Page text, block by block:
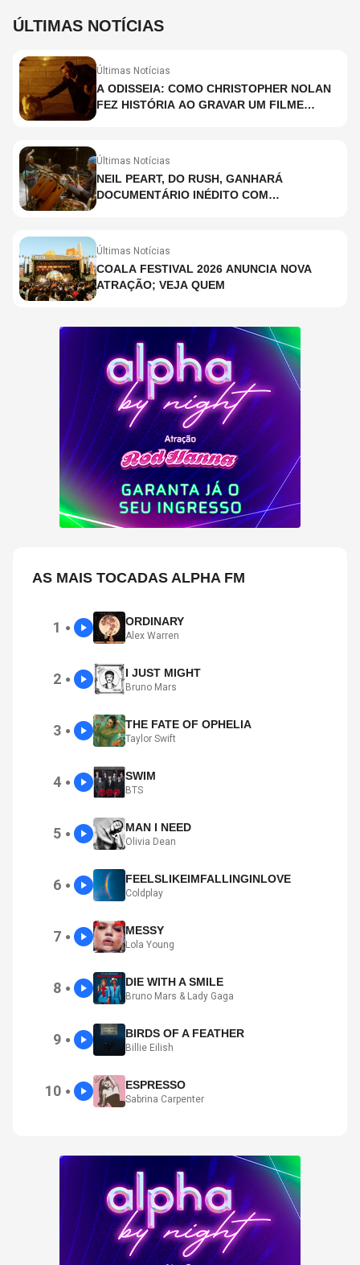
ÚLTIMAS NOTÍCIAS
Últimas Notícias
A ODISSEIA: COMO CHRISTOPHER NOLAN
FEZ HISTÓRIA AO GRAVAR UM FILME
Últimas Notícias
NEIL PEART, DO RUSH, GANHARÁ
DOCUMENTÁRIO INÉDITO COM
Últimas Notícias
COALA FESTIVAL 2026 ANUNCIA NOVA
ATRAÇÃO; VEJA QUEM
AS MAIS TOCADAS ALPHA FM
1 ● ORDINARY
Alex Warren
2 ● I JUST MIGHT
Bruno Mars
3 ● THE FATE OF OPHELIA
Taylor Swift
4 ● SWIM
BTS
5 ● MAN I NEED
Olivia Dean
6 ● FEELSLIKEIMFALLINGINLOVE
Coldplay
7 ● MESSY
Lola Young
8 ● DIE WITH A SMILE
Bruno Mars & Lady Gaga
9 ● BIRDS OF A FEATHER
Billie Eilish
10 ● ESPRESSO
Sabrina Carpenter